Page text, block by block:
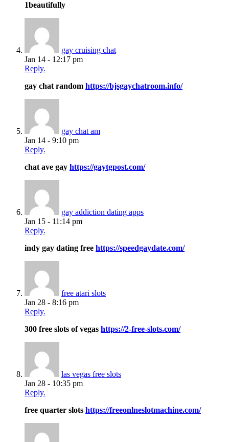
1beautifully
gay cruising chat
Jan 14 - 12:17 pm
Reply.
gay chat random https://bjsgaychatroom.info/
gay chat am
Jan 14 - 9:10 pm
Reply.
chat ave gay https://gaytgpost.com/
gay addiction dating apps
Jan 15 - 11:14 pm
Reply.
indy gay dating free https://speedgaydate.com/
free atari slots
Jan 28 - 8:16 pm
Reply.
300 free slots of vegas https://2-free-slots.com/
las vegas free slots
Jan 28 - 10:35 pm
Reply.
free quarter slots https://freeonlneslotmachine.com/